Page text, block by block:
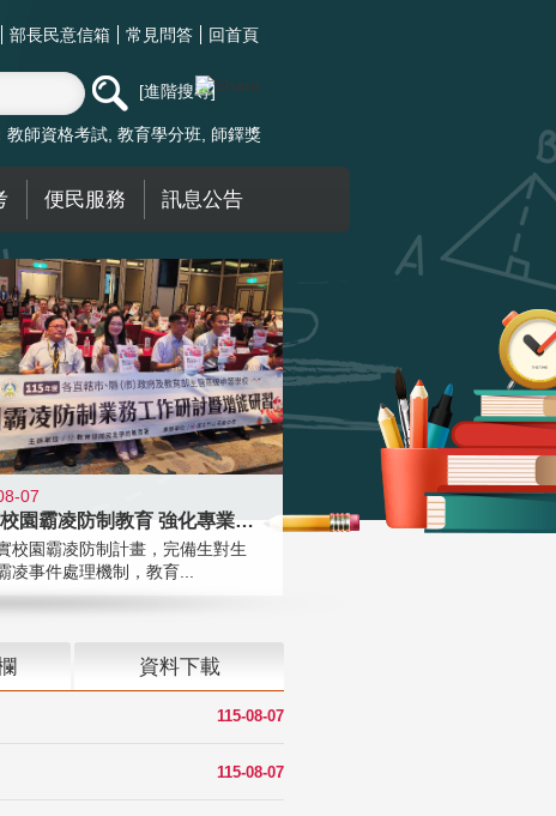
部長民意信箱 常見問答 回首頁
進階搜尋
教師資格考試 教育學分班 師鐸獎
便民服務 訊息公告
07
落實校園霸凌防制教育 強化專業知能
校園霸凌防制計畫，完備生對生
凌事件處理機制，教育...
資料下載
115-08-07
115-08-07